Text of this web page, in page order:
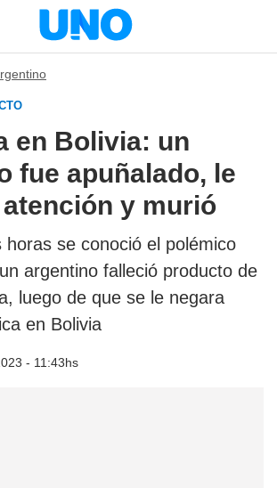
en Bolivia: un
fue apuñalado, le
y murió
horas se conoció el polémico
argentino falleció producto de
luego de que se le negara
en Bolivia
- 11:43hs